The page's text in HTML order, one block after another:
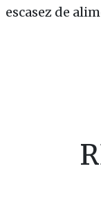
escasez de